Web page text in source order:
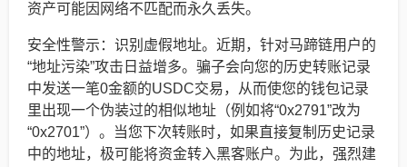
资产可能因网络不匹配而永久丢失。
安全性警示：识别虚假地址。近期，针对马蹄链用户的
“地址污染”攻击日益增多。骗子会向您的历史转账记录
中发送一笔0金额的USDC交易，从而使您的钱包记录
里出现一个伪装过的相似地址（例如将“0x2791”改为
“0x2701”）。当您下次转账时，如果直接复制历史记录
中的地址，极可能将资金转入黑客账户。为此，强烈建